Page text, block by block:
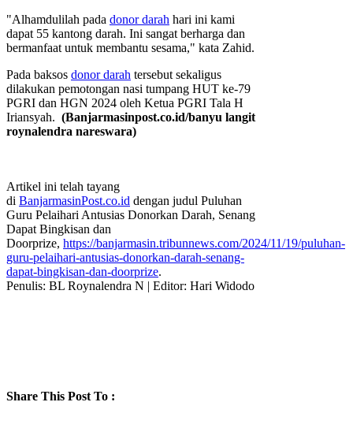
"Alhamdulilah pada donor darah hari ini kami
dapat 55 kantong darah. Ini sangat berharga dan
bermanfaat untuk membantu sesama," kata Zahid.
Pada baksos donor darah tersebut sekaligus
dilakukan pemotongan nasi tumpang HUT ke-79
PGRI dan HGN 2024 oleh Ketua PGRI Tala H
Iriansyah. (Banjarmasinpost.co.id/banyu langit
roynalendra nareswara)
Artikel ini telah tayang
di BanjarmasinPost.co.id dengan judul Puluhan
Guru Pelaihari Antusias Donorkan Darah, Senang
Dapat Bingkisan dan
Doorprize, https://banjarmasin.tribunnews.com/2024/11/19/puluhan-
guru-pelaihari-antusias-donorkan-darah-senang-
dapat-bingkisan-dan-doorprize.
Penulis: BL Roynalendra N | Editor: Hari Widodo
Share This Post To :